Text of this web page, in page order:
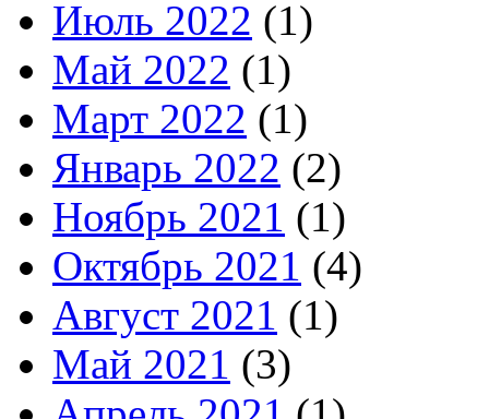
Июль 2022 (1)
Май 2022 (1)
Март 2022 (1)
Январь 2022 (2)
Ноябрь 2021 (1)
Октябрь 2021 (4)
Август 2021 (1)
Май 2021 (3)